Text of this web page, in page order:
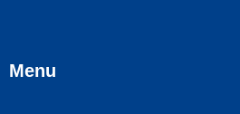
Menu